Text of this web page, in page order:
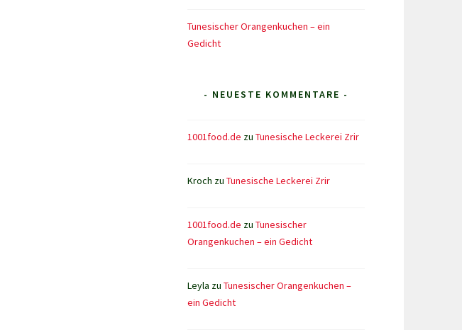
Tunesischer Orangenkuchen – ein
Gedicht
- NEUESTE KOMMENTARE -
1001food.de zu Tunesische Leckerei Zrir
Kroch zu Tunesische Leckerei Zrir
1001food.de zu Tunesischer
Orangenkuchen – ein Gedicht
Leyla zu Tunesischer Orangenkuchen –
ein Gedicht